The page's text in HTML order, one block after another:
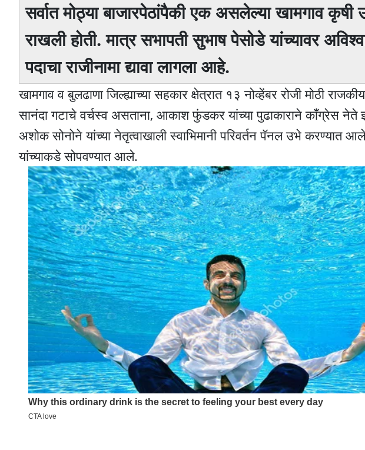
सर्वात मोठ्या बाजारपेठांपैकी एक असलेल्या खामगाव कृषी
राखली होती. मात्र सभापती सुभाष पेसोडे यांच्यावर
पदाचा राजीनामा द्यावा लागला आहे.
खामगाव व बुलढाणा जिल्ह्याच्या सहकार क्षेत्रात १३ नोव्हेंबर रोजी मोठी
सानंदा गटाचे वर्चस्व असताना, आकाश फुंडकर यांच्या पुढाकाराने काँग्रेस नेते
अशोक सोनोने यांच्या नेतृत्वाखाली स्वाभिमानी परिवर्तन पॅनल उभे करण्यात
यांच्याकडे सोपवण्यात आले.